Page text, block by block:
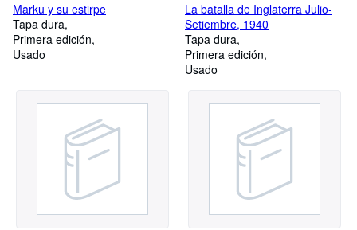
Marku y su estirpe
Tapa dura
Primera edición
Usado
La batalla de Inglaterra Julio-
Setiembre, 1940
Tapa dura
Primera edición
Usado